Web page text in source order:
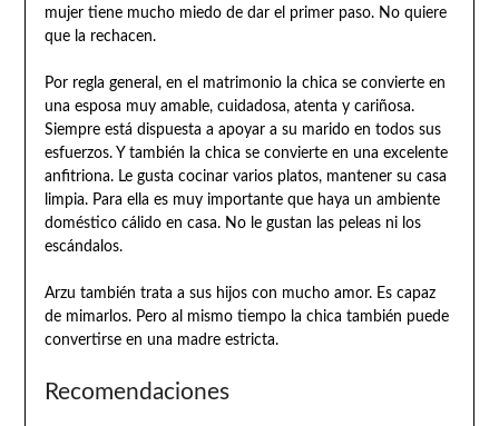
mujer tiene mucho miedo de dar el primer paso. No quiere
que la rechacen.
Por regla general, en el matrimonio la chica se convierte en
una esposa muy amable, cuidadosa, atenta y cariñosa.
Siempre está dispuesta a apoyar a su marido en todos sus
esfuerzos. Y también la chica se convierte en una excelente
anfitriona. Le gusta cocinar varios platos, mantener su casa
limpia. Para ella es muy importante que haya un ambiente
doméstico cálido en casa. No le gustan las peleas ni los
escándalos.
Arzu también trata a sus hijos con mucho amor. Es capaz
de mimarlos. Pero al mismo tiempo la chica también puede
convertirse en una madre estricta.
Recomendaciones